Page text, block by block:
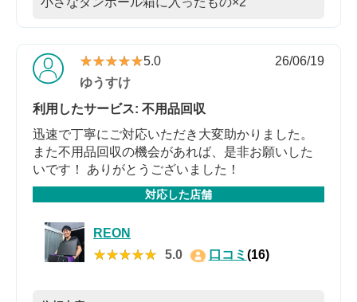
★★★★★
★★★★★5.0
26/06/19
ゆうすけ
利用したサービス: 不用品回収
迅速で丁寧にご対応いただき大変助かりました。
また不用品回収の機会があれば、是非お願いした
いです！ ありがとうございました！
対応した店舗
REON
★★★★★
★★★★★ 5.0 口コミ (16)